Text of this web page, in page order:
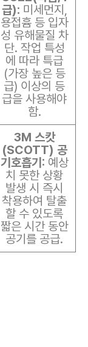
급): 미세먼지,
용접흄 등 입자
성 유해물질 차
단. 작업 특성
에 따라 특급
(가장 높은 등
급) 이상의 등
급을 사용해야
함.
3M 스캇
(SCOTT) 공
기호흡기: 예상
치 못한 상황
발생 시 즉시
착용하여 탈출
할 수 있도록
짧은 시간 동안
공기를 공급.